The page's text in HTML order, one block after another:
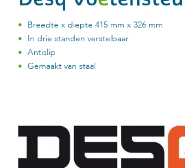
Breedte x diepte 415 mm x 326 mm
In drie standen verstelbaar
Antislip
Gemaakt van staal